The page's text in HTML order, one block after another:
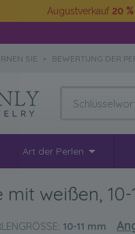
Augustverkauf 20
SIE • BEWERTUNG DER
Art der Perlen
mit weißen,
10-11 mm